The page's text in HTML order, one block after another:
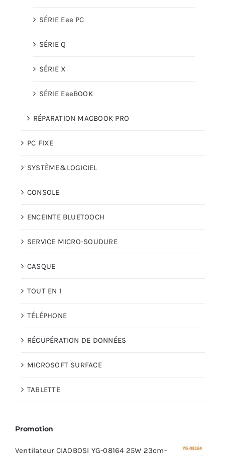
SÉRIE Eee PC
SÉRIE Q
SÉRIE X
SÉRIE EeeBOOK
RÉPARATION MACBOOK PRO
PC FIXE
SYSTÈME&LOGICIEL
CONSOLE
ENCEINTE BLUETOOCH
SERVICE MICRO-SOUDURE
CASQUE
TOUT EN 1
TÉLÉPHONE
RÉCUPÉRATION DE DONNÉES
MICROSOFT SURFACE
TABLETTE
Promotion
Ventilateur CIAOBOSI YG-08164 25W 23cm-